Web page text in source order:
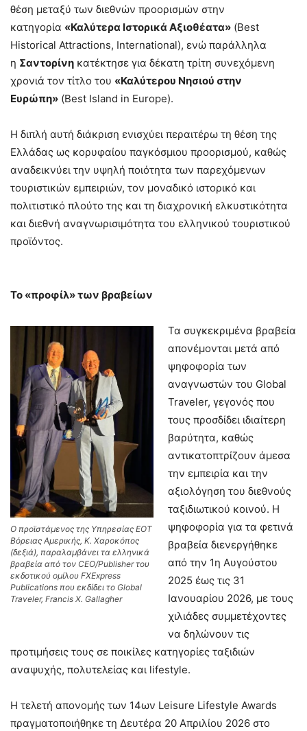
θέση μεταξύ των διεθνών προορισμών στην
κατηγορία «Καλύτερα Ιστορικά Αξιοθέατα» (Best
Historical Attractions, International), ενώ παράλληλα
η Σαντορίνη κατέκτησε για δέκατη τρίτη συνεχόμενη
χρονιά τον τίτλο του «Καλύτερου Νησιού στην
Ευρώπη» (Best Island in Europe).
Η διπλή αυτή διάκριση ενισχύει περαιτέρω τη θέση της
Ελλάδας ως κορυφαίου παγκόσμιου προορισμού, καθώς
αναδεικνύει την υψηλή ποιότητα των παρεχόμενων
τουριστικών εμπειριών, τον μοναδικό ιστορικό και
πολιτιστικό πλούτο της και τη διαχρονική ελκυστικότητα
και διεθνή αναγνωρισιμότητα του ελληνικού τουριστικού
προϊόντος.
Το «προφίλ» των βραβείων
Ο προϊστάμενος της Υπηρεσίας ΕΟΤ
Βόρειας Αμερικής, Κ. Χαροκόπος
(δεξιά), παραλαμβάνει τα ελληνικά
βραβεία από τον CEO/Publisher του
εκδοτικού ομίλου FXExpress
Publications που εκδίδει το Global
Traveler, Francis X. Gallagher
Τα συγκεκριμένα βραβεία
απονέμονται μετά από
ψηφοφορία των
αναγνωστών του Global
Traveler, γεγονός που
τους προσδίδει ιδιαίτερη
βαρύτητα, καθώς
αντικατοπτρίζουν άμεσα
την εμπειρία και την
αξιολόγηση του διεθνούς
ταξιδιωτικού κοινού. Η
ψηφοφορία για τα φετινά
βραβεία διενεργήθηκε
από την 1η Αυγούστου
2025 έως τις 31
Ιανουαρίου 2026, με τους
χιλιάδες συμμετέχοντες
να δηλώνουν τις
προτιμήσεις τους σε ποικίλες κατηγορίες ταξιδιών
αναψυχής, πολυτελείας και lifestyle.
Η τελετή απονομής των 14ων Leisure Lifestyle Awards
πραγματοποιήθηκε τη Δευτέρα 20 Απριλίου 2026 στο